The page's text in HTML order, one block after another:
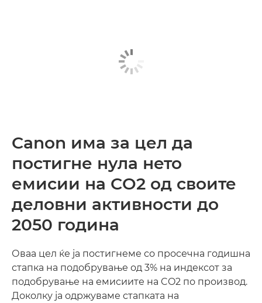
Canon има за цел да
постигне нула нето
емисии на CO2 од своите
деловни активности до
2050 година
Оваа цел ќе ја постигнеме со просечна годишна
стапка на подобрување од 3% на индексот за
подобрување на емисиите на CO2 по производ.
Доколку ја одржуваме стапката на